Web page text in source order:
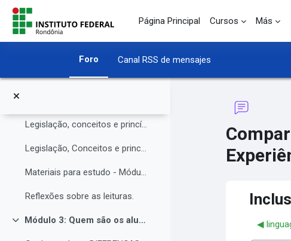
Salta al contenido principal
Página Principal
Cursos Más
Foro Canal RSS de mensajes
Compartilhando Saberes e Experiências.
Legislação, conceitos e princípios da educação inclusiva.
Legislação, Conceitos e princípios da educação inclusiva (parte 2)
Materiais para estudo - Módulo 2.
Reflexões sobre as leituras.
Colapsar
Módulo 3: Quem são os alunos da educação inclusiva. ◀︎